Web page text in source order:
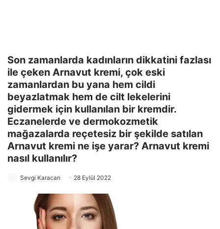
Son zamanlarda kadınların dikkatini fazlası
ile çeken Arnavut kremi, çok eski
zamanlardan bu yana hem cildi
beyazlatmak hem de cilt lekelerini
gidermek için kullanılan bir kremdir.
Eczanelerde ve dermokozmetik
mağazalarda reçetesiz bir şekilde satılan
Arnavut kremi ne işe yarar? Arnavut kremi
nasıl kullanılır?
Sevgi Karacan 28 Eylül 2022